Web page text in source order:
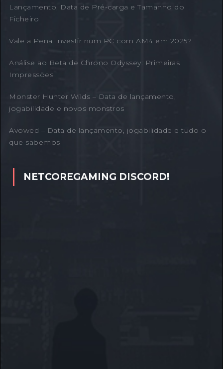
Lançamento, Data de Pré-carga e Tamanho do
Ficheiro
Vale a Pena Investir num PC com AM4 em 2025?
Análise ao Beta de Chrono Odyssey: Primeiras
Impressões
Monster Hunter Wilds – Data de lançamento,
jogabilidade e novos monstros
Avowed – Data de lançamento, jogabilidade e tudo o
que sabemos
NETCOREGAMING DISCORD!